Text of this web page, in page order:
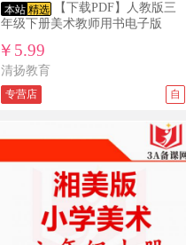
本站 精选
【下载PDF】人教版三
年级下册美术教师用书电子版
￥5.99
清扬教育
专营店 自